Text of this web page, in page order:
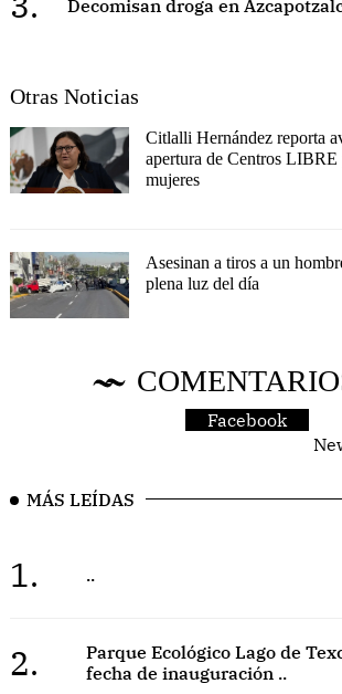
Decomisan droga en
Otras Noticias
Citlalli Hernández reporta
apertura de Centros LIBRE
mujeres
Asesinan a tiros a un
plena luz del día
Facebook
MÁS LEÍDAS
1. ..
2.
Parque Ecológico Lago de
fecha de inauguración ..